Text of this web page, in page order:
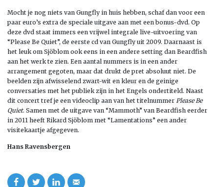
Mocht je nog niets van Gungfly in huis hebben, schaf dan voor een
paar euro’s extra de speciale uitgave aan met een bonus-dvd. Op
deze dvd staat immers een vrijwel integrale live-uitvoering van
“Please Be Quiet”, de eerste cd van Gungfly uit 2009. Daarnaast is
het leuk om Sjöblom ook eens in een andere setting dan Beardfish
aan het werk te zien. Een aantal nummers is in een ander
arrangement gegoten, maar dat drukt de pret absoluut niet. De
beelden zijn afwisselend zwart-wit en kleur en de geinige
conversaties met het publiek zijn in het Engels ondertiteld. Naast
dit concert tref je een videoclip aan van het titelnummer Please Be
Quiet. Samen met de uitgave van “Mammoth” van Beardfish eerder
in 2011 heeft Rikard Sjöblom met “Lamentations” een ander
visitekaartje afgegeven.
Hans Ravensbergen